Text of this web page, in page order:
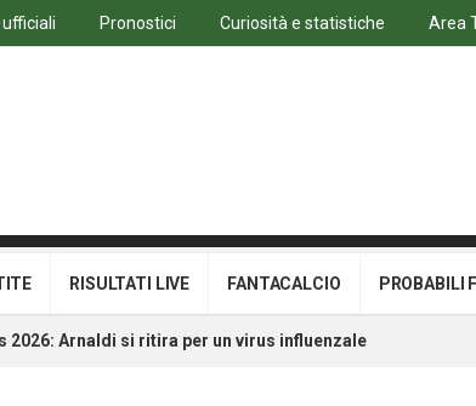
Pronostici Curiosità e statistiche Area
RISULTATI LIVE FANTACALCIO PROBABILI
2026: Arnaldi si ritira per un virus influenzale